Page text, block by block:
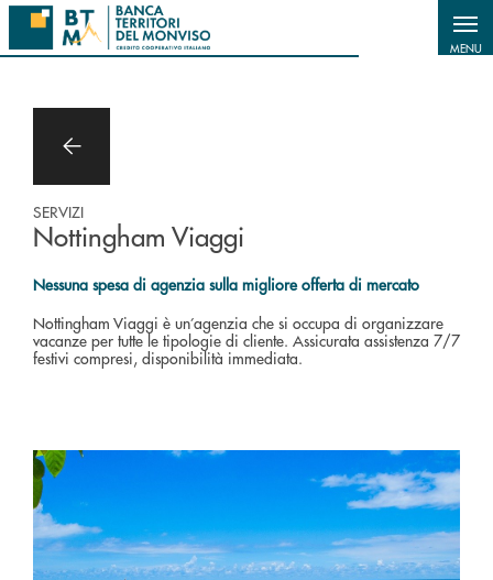
Salta al contenuto principale
MENU
SERVIZI
Nottingham Viaggi
Nessuna spesa di agenzia sulla migliore offerta di mercato
Nottingham Viaggi è un’agenzia che si occupa di organizzare
vacanze per tutte le tipologie di cliente. Assicurata assistenza 7/7
festivi compresi, disponibilità immediata.